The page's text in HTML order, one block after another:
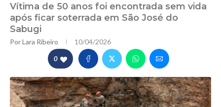
Vítima de 50 anos foi encontrada sem vida
após ficar soterrada em São José do
Sabugi
PorLara Ribeiro 10/04/2026
0